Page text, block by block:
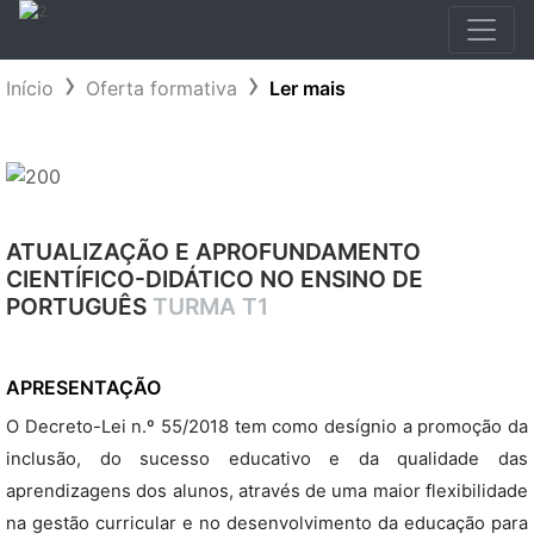
Início Oferta formativa Ler mais
ATUALIZAÇÃO E APROFUNDAMENTO
CIENTÍFICO-DIDÁTICO NO ENSINO DE
PORTUGUÊS TURMA T1
APRESENTAÇÃO
O Decreto-Lei n.º 55/2018 tem como desígnio a promoção da
inclusão, do sucesso educativo e da qualidade das
aprendizagens dos alunos, através de uma maior flexibilidade
na gestão curricular e no desenvolvimento da educação para